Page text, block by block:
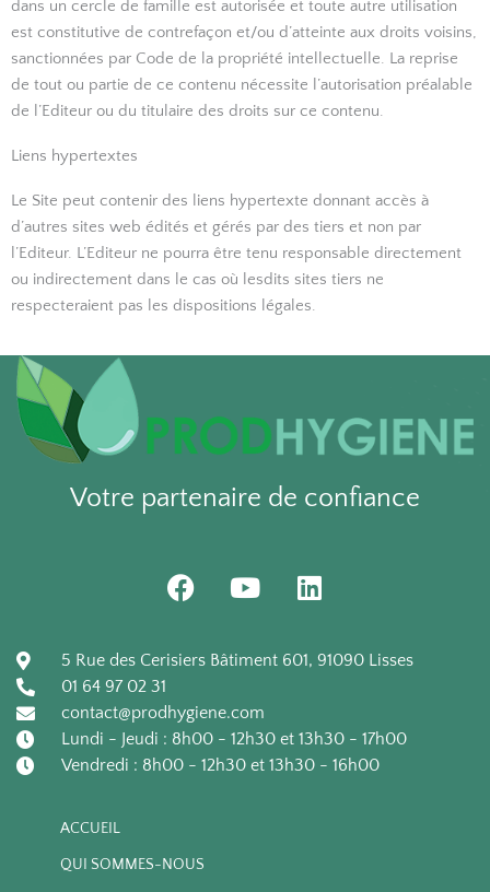
dans un cercle de famille est autorisée et toute autre utilisation
est constitutive de contrefaçon et/ou d’atteinte aux droits voisins,
sanctionnées par Code de la propriété intellectuelle. La reprise
de tout ou partie de ce contenu nécessite l’autorisation préalable
de l’Editeur ou du titulaire des droits sur ce contenu.
Liens hypertextes
Le Site peut contenir des liens hypertexte donnant accès à
d’autres sites web édités et gérés par des tiers et non par
l’Editeur. L’Editeur ne pourra être tenu responsable directement
ou indirectement dans le cas où lesdits sites tiers ne
respecteraient pas les dispositions légales.
Votre partenaire de confiance
F
a
e
o
o
k
Y
o
t
b
e
L
i
k
i
n
5 Rue des Cerisiers Bâtiment 601, 91090 Lisses
01 64 97 02 31
contact@prodhygiene.com
Lundi - Jeudi : 8h00 - 12h30 et 13h30 - 17h00
Vendredi : 8h00 - 12h30 et 13h30 - 16h00
ACCUEIL
QUI SOMMES-NOUS